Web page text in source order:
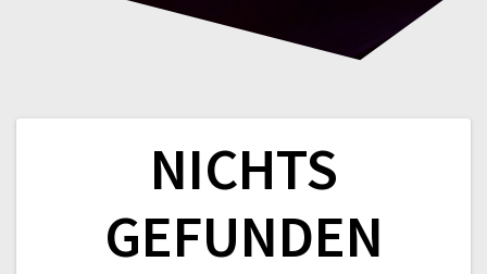
NICHTS
GEFUNDEN